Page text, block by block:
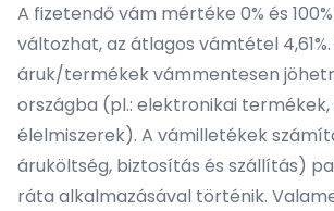
A fizetendő vám mértéke 0% és
változhat, az átlagos vámtétel 4,61%.
áruk/termékek vámmentesen
országba (pl.: elektronikai termékek,
élelmiszerek). A vámilletékek
áruköltség, biztosítás és szállítás)
ráta alkalmazásával történik.